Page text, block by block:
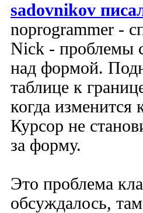
sadovnikov
noprogrammer -
Nick - проблемы
над формой.
таблице к
когда
Курсор не
за форму.
Это проблема
обсуждалось,